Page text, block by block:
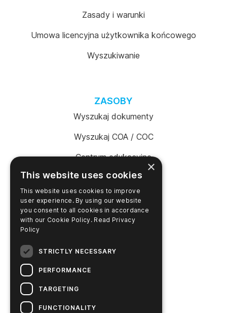
Zasady i warunki
Umowa licencyjna użytkownika końcowego
Wyszukiwanie
ZASOBY
Wyszukaj dokumenty
Wyszukaj COA / COC
Centrum edukacyjne
Biblioteka wideo
Opa konto online
×
This website uses cookies
This website uses cookies to improve
user experience. By using our website
you consent to all cookies in accordance
with our Cookie Policy. Read Privacy
Policy
STRICTLY NECESSARY
PERFORMANCE
TARGETING
FUNCTIONALITY